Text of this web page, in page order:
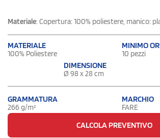
Materiale: Copertura: 100% poliestere, manico:
MATERIALE
100% Poliestere
MINIMO
10 pezzi
DIMENSIONE
Ø 98 x 28 cm
GRAMMATURA
266 g/m²
MARCHIO
FARE
CALCOLA PREVENTIVO